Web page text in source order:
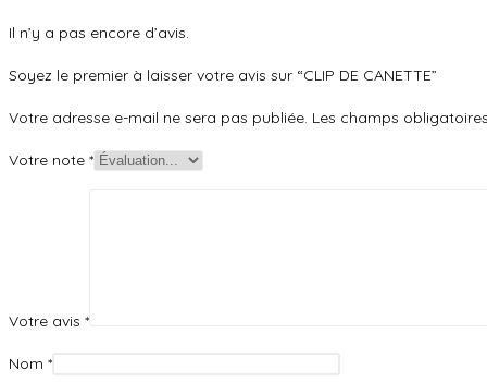
Il n’y a pas encore d’avis.
Soyez le premier à laisser votre avis sur “CLIP DE CANETTE”
Votre adresse e-mail ne sera pas publiée. Les champs
Votre note *
Votre avis *
Nom *